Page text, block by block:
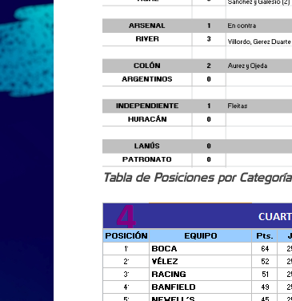
Tabla de Posiciones por Categoría